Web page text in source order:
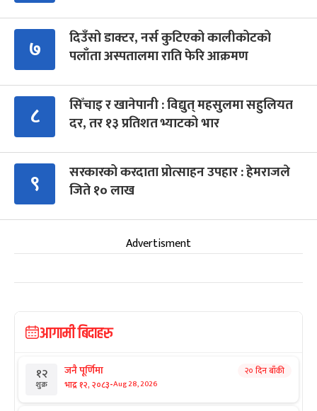
७
दिउँसो डाक्टर, नर्स कुटिएको कालीकोटको
पलाँता अस्पतालमा राति फेरि आक्रमण
८
सिँचाइ र खानेपानी : विद्युत् महसुलमा सहुलियत
दर, तर १३ प्रतिशत भ्याटको भार
९
सरकारको करदाता प्रोत्साहन उपहार : हेमराजले
जिते १० लाख
Advertisment
आगामी बिदाहरु
१२
शुक्र
जनै पूर्णिमा
भाद्र १२, २०८३-Aug 28, 2026
२० दिन बाँकी